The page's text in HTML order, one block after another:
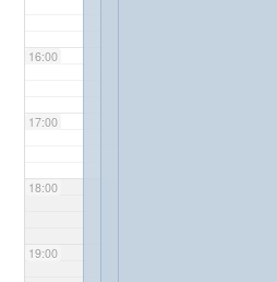
16:00
17:00
18:00
19:00